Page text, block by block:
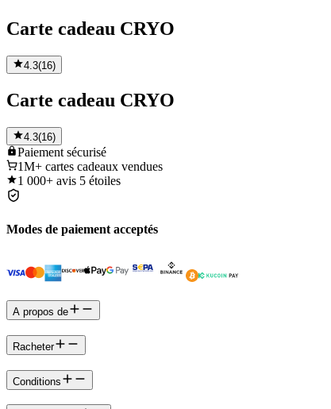
Carte cadeau CRYO
4.3(16)
Carte cadeau CRYO
4.3(16)
Paiement sécurisé
1M+ cartes cadeaux vendues
1 000+ avis 5 étoiles
Modes de paiement acceptés
A propos de
Racheter
Conditions